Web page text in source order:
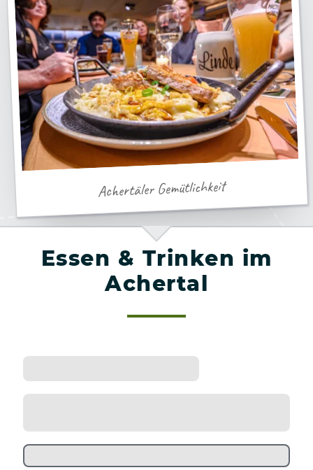
Achertäler Gemütlichkeit
Essen & Trinken im
Achertal